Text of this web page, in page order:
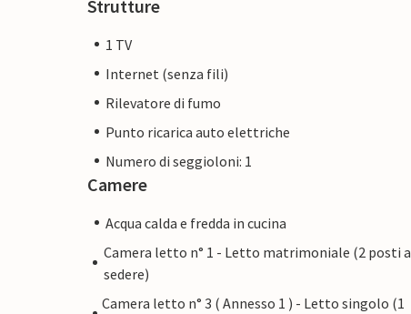
Strutture
1 TV
Internet (senza fili)
Rilevatore di fumo
Punto ricarica auto elettriche
Numero di seggioloni: 1
Camere
Acqua calda e fredda in cucina
Camera letto n° 1 - Letto matrimoniale (2 posti a
sedere)
Camera letto n° 3 ( Annesso 1 ) - Letto singolo (1